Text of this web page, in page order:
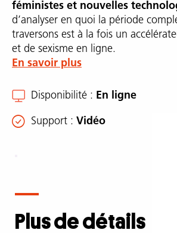
féministes et nouvelles
d’analyser en quoi la période
traversons est à la fois un
et de sexisme en ligne.
En savoir plus
Disponibilité En ligne
Support Vidéo
complète
Plus de détails